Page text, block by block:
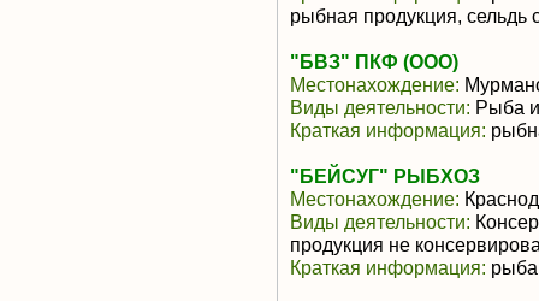
рыбная продукция, сельдь
"БВЗ" ПКФ (ООО)
Местонахождение:
Виды деятельности: Рыба
Краткая информация:
"БЕЙСУГ" РЫБХОЗ
Местонахождение:
Виды деятельности:
продукция не
Краткая информация: